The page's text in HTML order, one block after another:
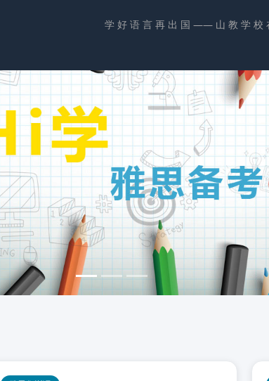
学 好 语 言 再 出 国 —— 山 教 学 校